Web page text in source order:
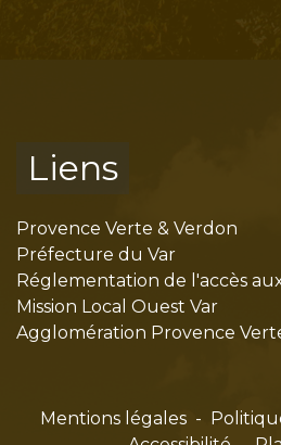
Liens
Provence Verte & Verdon
Préfecture du Var
Réglementation de l'accès
Mission Local Ouest Var
Agglomération Provence
Mentions légales -